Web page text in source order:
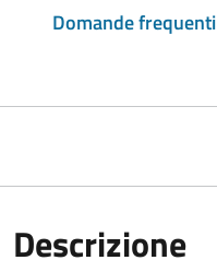
Domande frequenti
Descrizione